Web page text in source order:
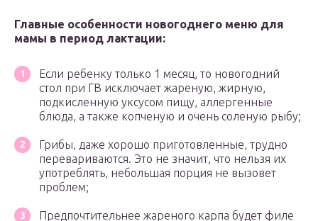
Главные особенности новогоднего меню для
мамы в период лактации:
Если ребенку только 1 месяц, то новогодний
стол при ГВ исключает жареную, жирную,
подкисленную уксусом пищу, аллергенные
блюда, а также копченую и очень соленую рыбу;
Грибы, даже хорошо приготовленные, трудно
перевариваются. Это не значит, что нельзя их
употреблять, небольшая порция не вызовет
проблем;
Предпочтительнее жареного карпа будет филе